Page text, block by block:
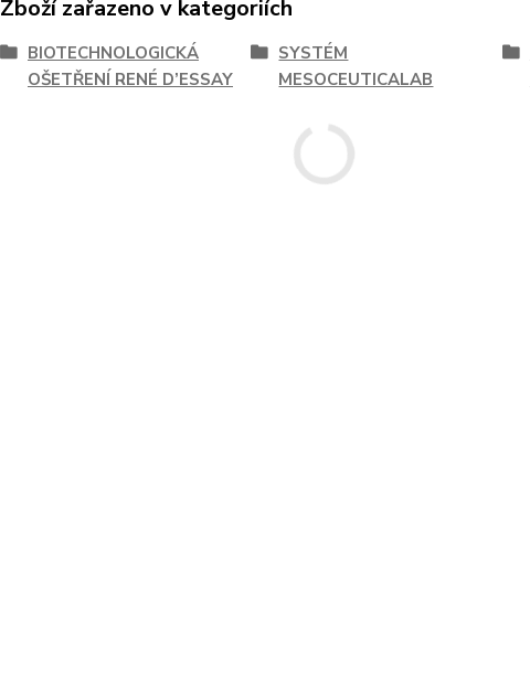
Zboží zařazeno v kategoriích
BIOTECHNOLOGICKÁ
OŠETŘENÍ RENÉ D’ESSAY
SYSTÉM
MESOCEUTICALAB